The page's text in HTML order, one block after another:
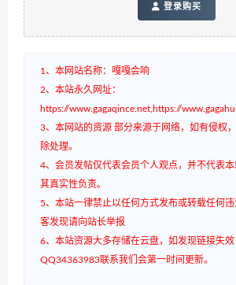
登录购买
1、本网站名称：嘎嘎会响
2、本站永久网址：
https://www.gagaqince.net,https://
3、本网站的资源 部分来源于网络，如有侵权
除处理。
4、会员发帖仅代表会员个人观点，并不代表
其真实性负责。
5、本站一律禁止以任何方式发布或转载任何
客发现请向站长举报
6、本站资源大多存储在云盘，如发现链接失
QQ34363983联系我们会第一时间更新。